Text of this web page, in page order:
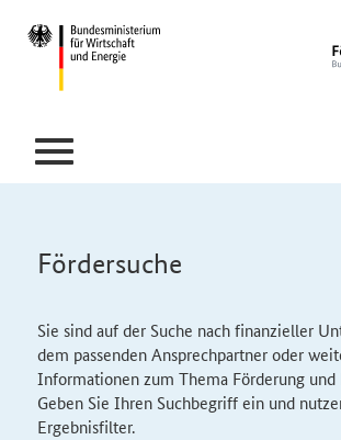
Fördersuche
Sie sind auf der Suche nach finanzieller
dem passenden Ansprechpartner oder
Informationen zum Thema Förderung und
Geben Sie Ihren Suchbegriff ein und
Ergebnisfilter.